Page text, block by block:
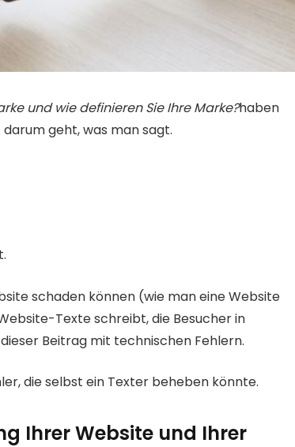
und wie definieren Sie Ihre Marke?haben
geht, was man sagt.
schaden können (wie man eine Website
Texte schreibt, die Besucher in
Beitrag mit technischen Fehlern.
die selbst ein Texter beheben könnte.
Ihrer Website und Ihrer